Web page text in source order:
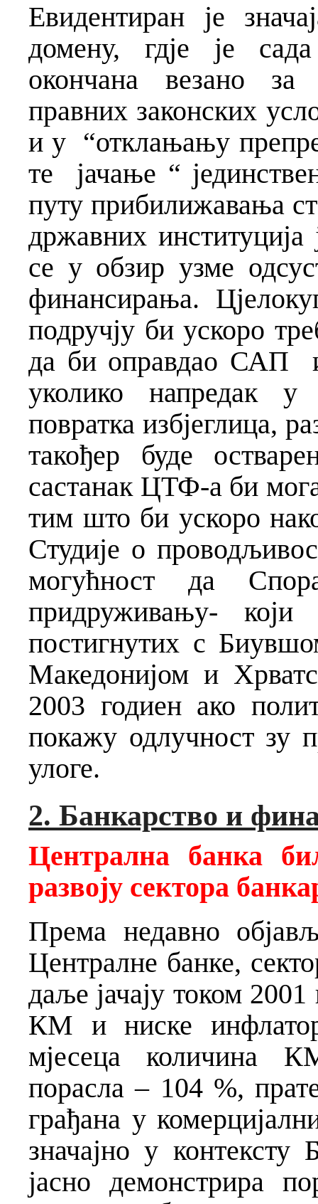
Евидентиран је
домену, гдје је
окончана везано за
правних законских
и у “отклањању
те јачање “
путу прибилижавања
државних
се у обзир узме
финансирања.
подручју би ускоро
да би оправдао САП
уколико напредак у
повратка избјеглица,
такођер буде
састанак ЦТФ-а би
тим што би ускоро
Студије о
могућност да
придруживању-
постигнутих с
Македонијом и
2003 годиен ако
покажу одлучност зу
улоге.
2. Банкарство и
Централна банка
развоју сектора
Према недавно
Централне банке,
даље јачају током
КМ и ниске
мјесеца количина
порасла – 104 %,
грађана у
значајно у
јасно демонстрира